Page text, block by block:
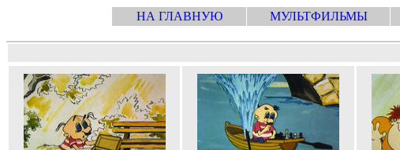
НА ГЛАВНУЮ МУЛЬТФИЛЬМЫ